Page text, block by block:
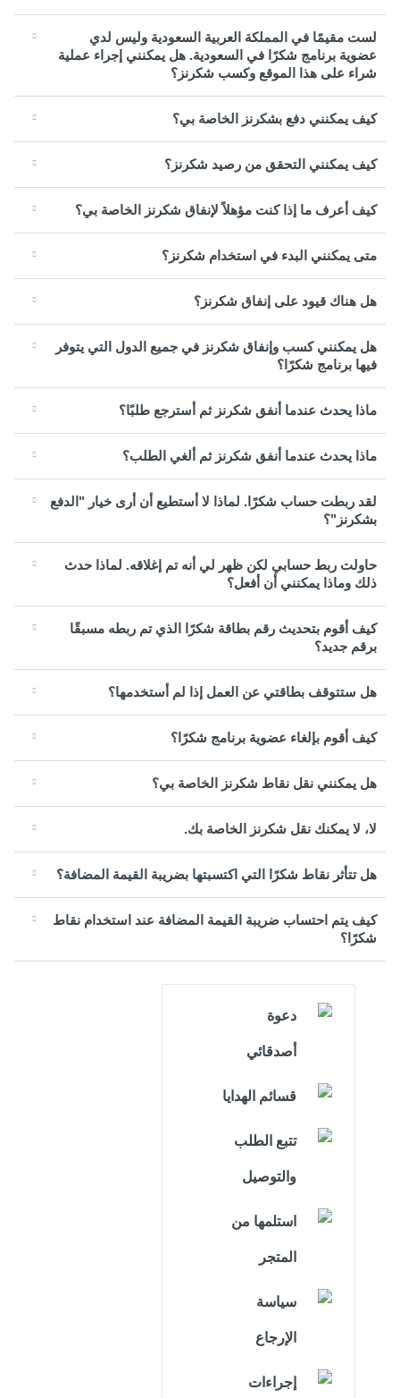
لست مقيمًا في المملكة العربية السعودية وليس لدي
عضوية برنامج شكرًا في السعودية. هل يمكنني إجراء عملية
شراء على هذا الموقع وكسب شكرنز؟
كيف يمكنني دفع بشكرنز الخاصة بي؟
كيف يمكنني التحقق من رصيد شكرنز؟
كيف أعرف ما إذا كنت مؤهلاً لإنفاق شكرنز الخاصة بي؟
متى يمكنني البدء في استخدام شكرنز؟
هل هناك قيود على إنفاق شكرنز؟
هل يمكنني كسب وإنفاق شكرنز في جميع الدول التي يتوفر
فيها برنامج شكرًا؟
ماذا يحدث عندما أنفق شكرنز ثم أسترجع طلبًا؟
ماذا يحدث عندما أنفق شكرنز ثم ألغي الطلب؟
لقد ربطت حساب شكرًا. لماذا لا أستطيع أن أرى خيار "الدفع
بشكرنز"؟
حاولت ربط حسابي لكن ظهر لي أنه تم إغلاقه. لماذا حدث
ذلك وماذا يمكنني أن أفعل؟
كيف أقوم بتحديث رقم بطاقة شكرًا الذي تم ربطه مسبقًا
برقم جديد؟
هل ستتوقف بطاقتي عن العمل إذا لم أستخدمها؟
كيف أقوم بإلغاء عضوية برنامج شكرًا؟
هل يمكنني نقل نقاط شكرنز الخاصة بي؟
لا، لا يمكنك نقل شكرنز الخاصة بك.
هل تتأثر نقاط شكرًا التي اكتسبتها بضريبة القيمة المضافة؟
كيف يتم احتساب ضريبة القيمة المضافة عند استخدام نقاط
شكرًا؟
دعوة
أصدقائي
قسائم الهدايا
تتبع الطلب
والتوصيل
استلمها من
المتجر
سياسة
الإرجاع
إجراءات